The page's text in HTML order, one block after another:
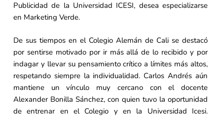
Publicidad de la Universidad ICESI, desea especializarse
en Marketing Verde.
De sus tiempos en el Colegio Alemán de Cali se destacó
por sentirse motivado por ir más allá de lo recibido y por
indagar y llevar su pensamiento crítico a límites más altos,
respetando siempre la individualidad. Carlos Andrés aún
mantiene un vínculo muy cercano con el docente
Alexander Bonilla Sánchez, con quien tuvo la oportunidad
de entrenar en el Colegio y en la Universidad Icesi.